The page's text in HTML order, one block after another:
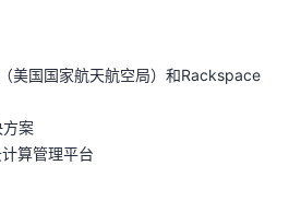
美国国家航天航空局）和Rackspace
案
算管理平台